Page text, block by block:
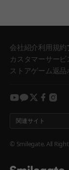
会社紹介利用規約
カスタマーサービ
ストアゲーム返品
youtube
kakao
twitter
関連サイト
© Smilegate. All